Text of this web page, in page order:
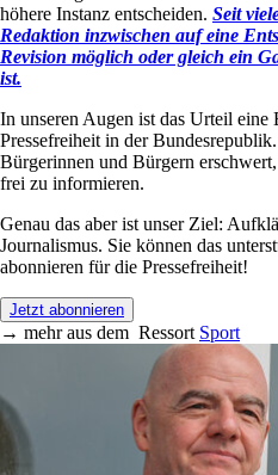
höhere Instanz entscheiden. Seit
Redaktion inzwischen auf eine
Revision möglich oder gleich ein
ist.
In unseren Augen ist das Urteil
Pressefreiheit in der
Bürgerinnen und Bürgern
frei zu informieren.
Genau das aber ist unser Ziel:
Journalismus. Sie können das
abonnieren für die Pressefreiheit!
Jetzt abonnieren
→ mehr aus dem Ressort Sport